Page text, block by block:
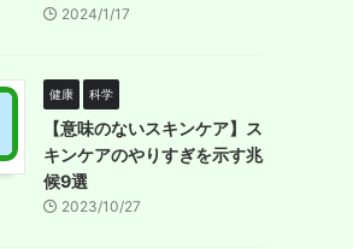
2024/1/17
健康 科学
【意味のないスキンケア】ス
キンケアのやりすぎを示す兆
候9選
2023/10/27